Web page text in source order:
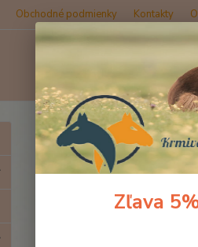
Obchodné podmienky Kontakty
Úvod Produkty DROMY
Dromy DHA
Zľava